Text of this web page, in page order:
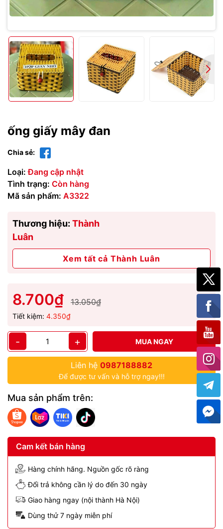
ống giấy mây đan
Chia sẻ:
Loại: Đang cập nhật
Tình trạng: Còn hàng
Mã sản phẩm: A3322
Thương hiệu: Thành
Luân
Xem tất cả Thành Luân
8.700₫ 13.050₫
Tiết kiệm: 4.350₫
- + MUA NGAY
Liên hệ 0987188882
Để được tư vấn và hỗ trợ ngay!!!
Mua sản phẩm trên:
Cam kết bán hàng
Hàng chính hãng. Nguồn gốc rõ ràng
Đổi trả không cần lý do đến 30 ngày
Giao hàng ngay (nội thành Hà Nội)
Dùng thử 7 ngày miễn phí